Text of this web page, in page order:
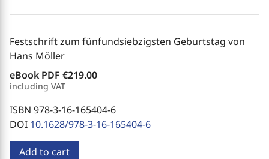
Festschrift zum fünfundsiebzigsten Geburtstag von
Hans Möller
eBook PDF €219.00
including VAT
ISBN 978-3-16-165404-6
DOI 10.1628/978-3-16-165404-6
Add to cart